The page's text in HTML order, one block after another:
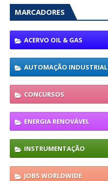
MARCADORES
ACERVO OIL & GAS
AUTOMAÇÃO INDUSTRIAL
CONCURSOS
ENERGIA RENOVÁVEL
INSTRUMENTAÇÃO
JOBS WORLDWIDE